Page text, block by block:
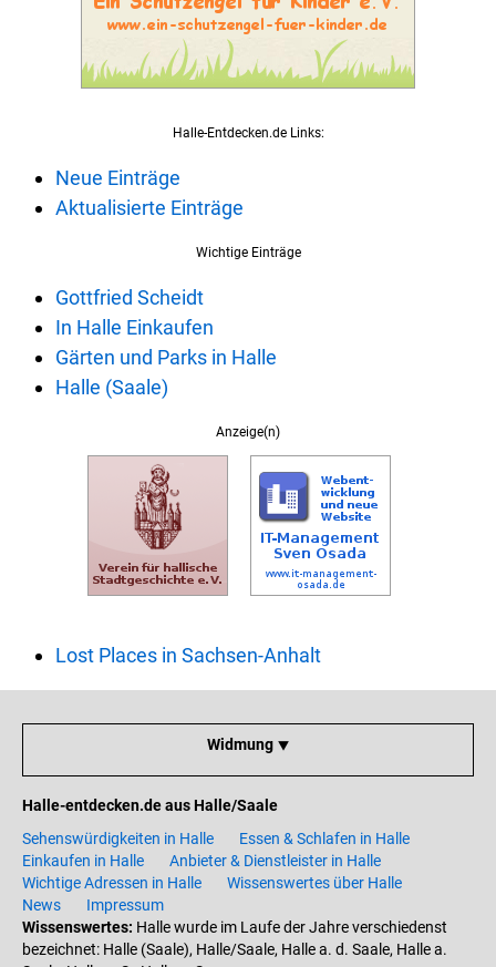
Halle-Entdecken.de Links:
Neue Einträge
Aktualisierte Einträge
Wichtige Einträge
Gottfried Scheidt
In Halle Einkaufen
Gärten und Parks in Halle
Halle (Saale)
Anzeige(n)
Lost Places in Sachsen-Anhalt
Widmung ⯆
Halle-entdecken.de aus Halle/Saale
Sehenswürdigkeiten in Halle
Essen & Schlafen in Halle
Einkaufen in Halle
Anbieter & Dienstleister in Halle
Wichtige Adressen in Halle
Wissenswertes über Halle
News
Impressum
Wissenswertes: Halle wurde im Laufe der Jahre verschiedenst
bezeichnet: Halle (Saale), Halle/Saale, Halle a. d. Saale, Halle a.